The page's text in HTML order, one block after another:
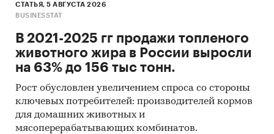
«Черниговец», ОАО «Кузбассразрезуголь», АО
Кузнецкий, Яйский нефтеперерабатывающий
завод, завод «Анжеромаш» и другие.
Конкурентное окружение:на рынке
технических газов Кемеровской области
конкуренцию данной компании составляют:
ООО "ИНЕРТИЗАЦИЯ"
СТАТЬЯ, 5 АВГУСТА 2026
BUSINESSTAT
В 2021-2025 гг продажи топленого
животного жира в России выросли
на 63% до 156 тыс тонн.
Рост обусловлен увеличением спроса со стороны
ключевых потребителей: производителей кормов
для домашних животных и
мясоперерабатывающих комбинатов.